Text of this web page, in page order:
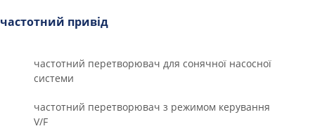
частотний привід
частотний перетворювач для сонячної насосної
системи
частотний перетворювач з режимом керування
V/F